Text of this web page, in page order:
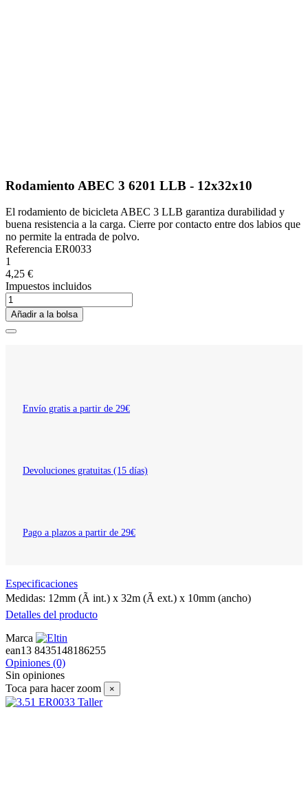
Rodamiento ABEC 3 6201 LLB - 12x32x10
El rodamiento de bicicleta ABEC 3 LLB garantiza durabilidad y
buena resistencia a la carga. Cierre por contacto entre dos labios que
no permite la entrada de polvo.
Referencia ER0033
1
4,25 €
Impuestos incluidos
Añadir a la bolsa
Envío gratis a partir de 29€
Devoluciones gratuitas (15 días)
Pago a plazos a partir de 29€
Especificaciones
Medidas: 12mm (Ã int.) x 32m (Ã ext.) x 10mm (ancho)
Detalles del producto
Marca
ean13 8435148186255
Opiniones (0)
Sin opiniones
Toca para hacer zoom
×